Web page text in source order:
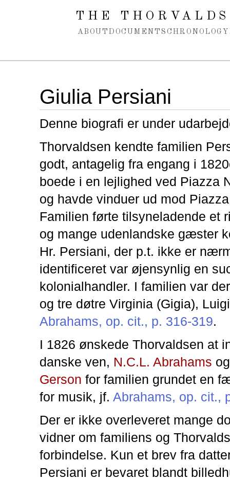
Spring navigation over
THE
ABOUT DOCUMENTS CHRONOLOGY
Giulia Persiani
Denne biografi er under
Thorvaldsen kendte familien
godt, antagelig fra engang i
boede i en lejlighed ved Piazza
og havde vinduer ud mod
Familien førte tilsyneladende et
og mange udenlandske gæster
Hr. Persiani, der p.t. ikke er
identificeret var øjensynlig en
kolonialhandler. I familien var
og tre døtre Virginia (Gigia),
Abrahams, op. cit., p. 316-319.
I 1826 ønskede Thorvaldsen at
danske ven, N.C.L. Abrahams
Gerson for familien grundet en
for musik, jf. Abrahams, op. cit.,
Der er ikke overleveret mange
vidner om familiens og
forbindelse. Kun et brev fra
Persiani er bevaret blandt